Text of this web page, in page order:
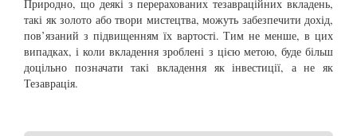
Природно, що деякі з перерахованих тезавраційних вкладень,
такі як золото або твори мистецтва, можуть забезпечити дохід,
пов’язаний з підвищенням їх вартості. Тим не менше, в цих
випадках, і коли вкладення зроблені з цією метою, буде більш
доцільно позначати такі вкладення як інвестиції, а не як
Тезаврація.